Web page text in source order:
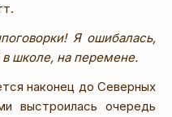
Я ошибалась,
школе, на перемене.
наконец до Северных
выстроилась очередь